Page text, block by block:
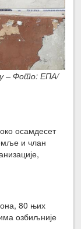
– Фото: ЕПА/
осамдесет
и члан
80 њих
озбиљније